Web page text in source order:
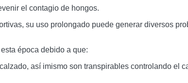
el contagio de hongos.
su uso prolongado puede generar diversos
época debido a que:
así imismo son transpirables controlando el